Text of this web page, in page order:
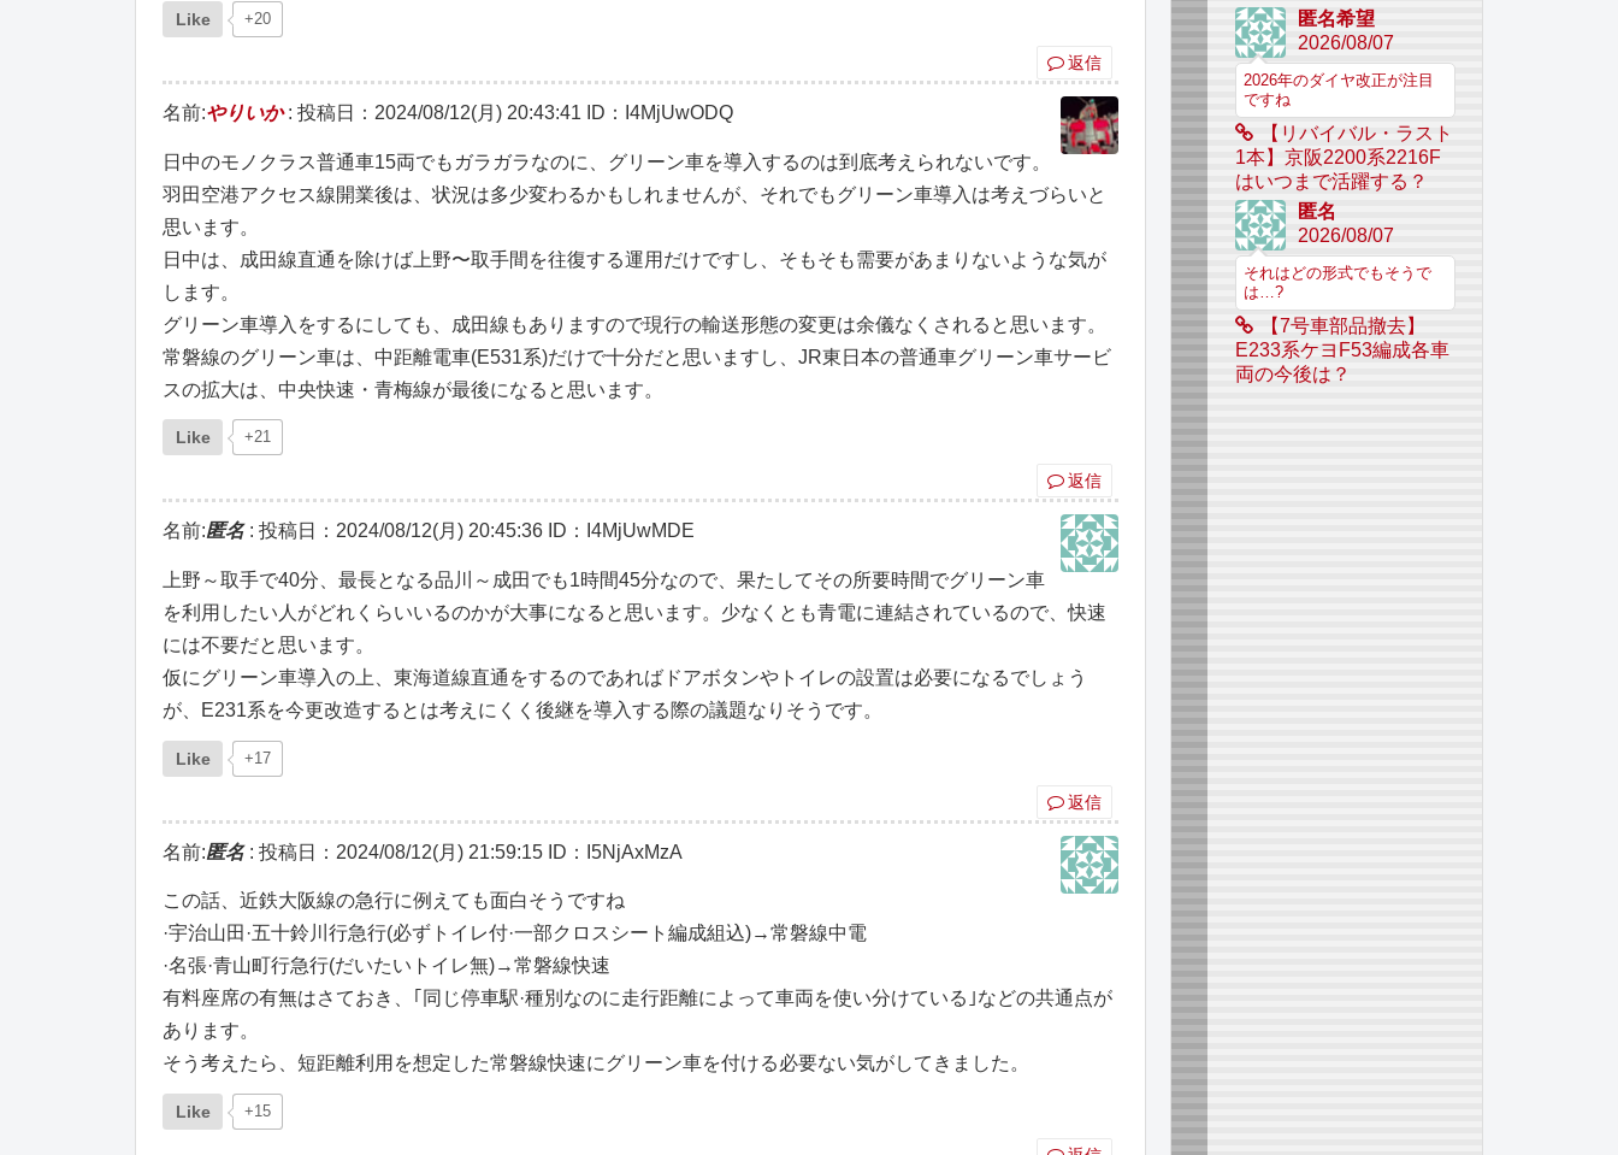
Like +20
返信
名前:やりいか: 投稿日：2024/08/12(月) 20:43:41 ID：I4MjUwODQ
日中のモノクラス普通車15両でもガラガラなのに、グリーン車を導入するのは到底考えられないです。
羽田空港アクセス線開業後は、状況は多少変わるかもしれませんが、それでもグリーン車導入は考えづらいと
思います。
日中は、成田線直通を除けば上野〜取手間を往復する運用だけですし、そもそも需要があまりないような気が
します。
グリーン車導入をするにしても、成田線もありますので現行の輸送形態の変更は余儀なくされると思います。
常磐線のグリーン車は、中距離電車(E531系)だけで十分だと思いますし、JR東日本の普通車グリーン車サービ
スの拡大は、中央快速・青梅線が最後になると思います。
Like +21
返信
名前:匿名: 投稿日：2024/08/12(月) 20:45:36 ID：I4MjUwMDE
上野～取手で40分、最長となる品川～成田でも1時間45分なので、果たしてその所要時間でグリーン車
を利用したい人がどれくらいいるのかが大事になると思います。少なくとも青電に連結されているので、快速
には不要だと思います。
仮にグリーン車導入の上、東海道線直通をするのであればドアボタンやトイレの設置は必要になるでしょう
が、E231系を今更改造するとは考えにくく後継を導入する際の議題なりそうです。
Like +17
返信
名前:匿名: 投稿日：2024/08/12(月) 21:59:15 ID：I5NjAxMzA
この話、近鉄大阪線の急行に例えても面白そうですね
·宇治山田·五十鈴川行急行(必ずトイレ付·一部クロスシート編成組込)→常磐線中電
·名張·青山町行急行(だいたいトイレ無)→常磐線快速
有料座席の有無はさておき、｢同じ停車駅·種別なのに走行距離によって車両を使い分けている｣などの共通点が
あります。
そう考えたら、短距離利用を想定した常磐線快速にグリーン車を付ける必要ない気がしてきました。
Like +15
匿名希望
2026/08/07
2026年のダイヤ改正が注目
ですね
【リバイバル・ラスト
1本】京阪2200系2216F
はいつまで活躍する？
匿名
2026/08/07
それはどの形式でもそうで
は…?
【7号車部品撤去】
E233系ケヨF53編成各車
両の今後は？